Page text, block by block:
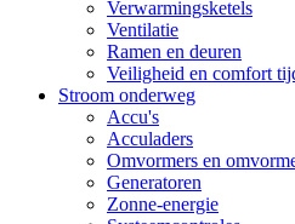
Verwarmingsketels
Ventilatie
Ramen en deuren
Veiligheid en comfort
Stroom onderweg
Accu's
Acculaders
Omvormers en
Generatoren
Zonne-energie